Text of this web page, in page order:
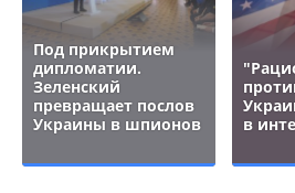
Под прикрытием
дипломатии.
Зеленский
превращает послов
Украины в шпионов
в